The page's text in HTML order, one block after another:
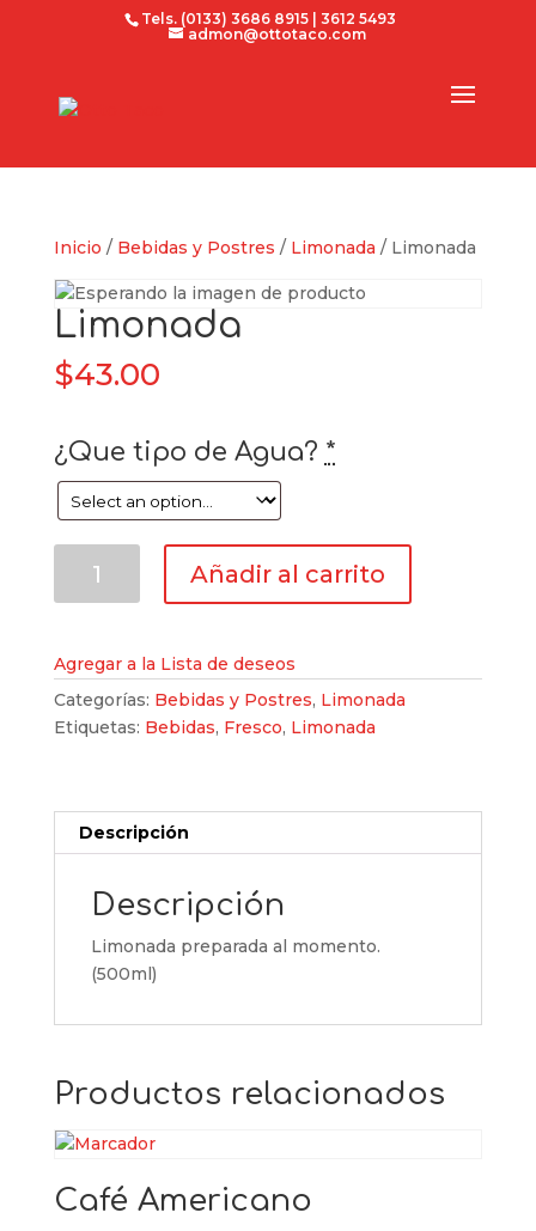
Tels. (0133) 3686 8915 | 3612 5493
admon@ottotaco.com
Inicio / Bebidas y Postres / Limonada / Limonada
Limonada
$43.00
¿Que tipo de Agua? *
cantidad
Añadir al carrito
Agregar a la Lista de deseos
Categorías: Bebidas y Postres, Limonada
Etiquetas: Bebidas, Fresco, Limonada
Descripción
Descripción
Limonada preparada al momento.
(500ml)
Productos relacionados
Café Americano